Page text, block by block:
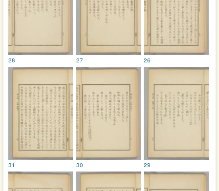
26
27
28
29
30
31